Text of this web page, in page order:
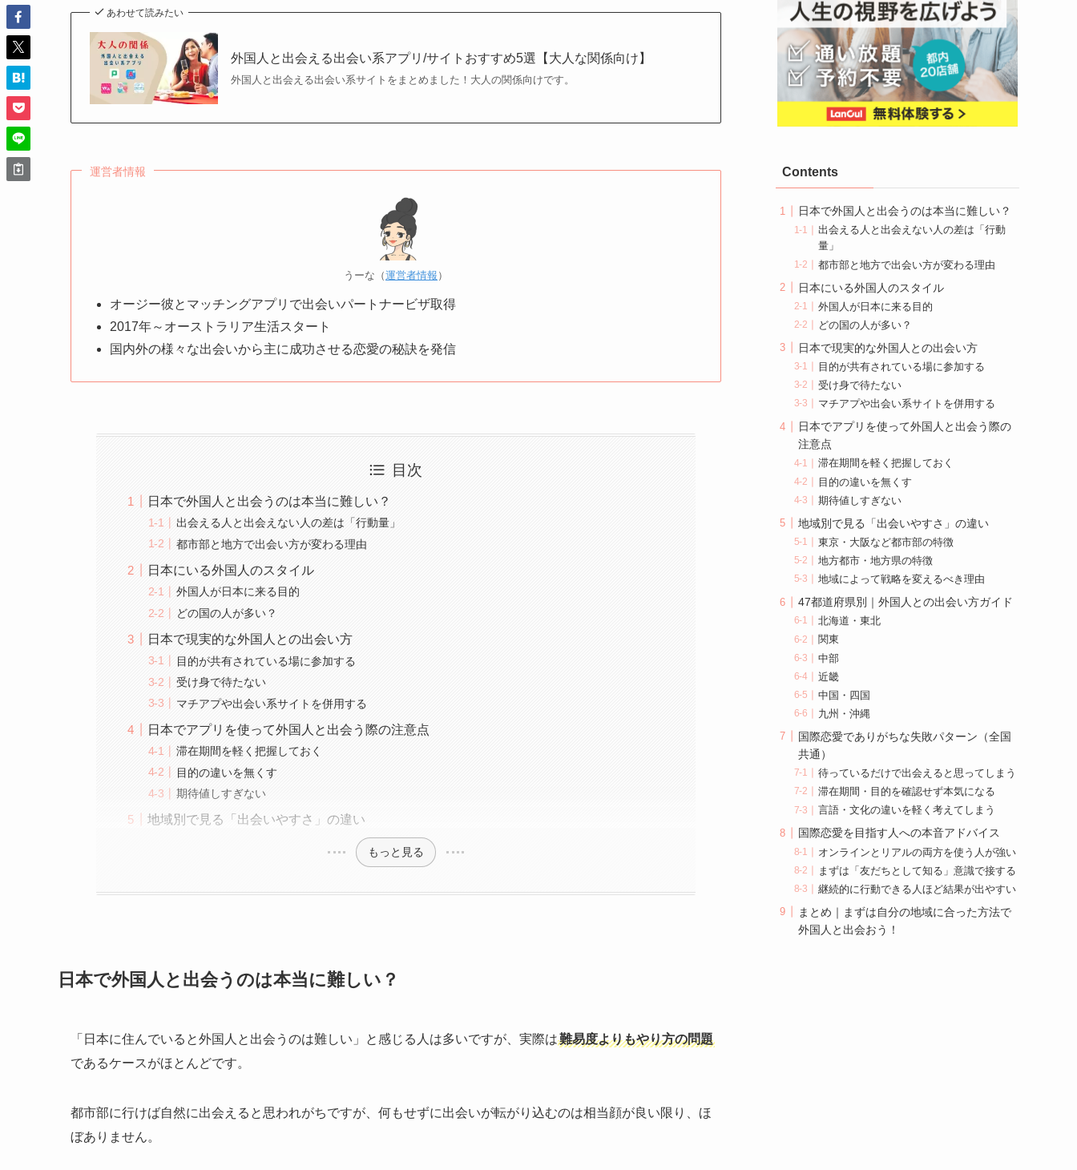
あわせて読みたい
外国人と出会える出会い系アプリ/サイトおすすめ5選【大人な関係向け】
外国人と出会える出会い系サイトをまとめました！大人の関係向けです。
運営者情報
うーな（運営者情報 ）
オージー彼とマッチングアプリで出会いパートナービザ取得
2017年～オーストラリア生活スタート
国内外の様々な出会いから主に成功させる恋愛の秘訣を発信
目次
日本で外国人と出会うのは本当に難しい？
出会える人と出会えない人の差は「行動量」
都市部と地方で出会い方が変わる理由
日本にいる外国人のスタイル
外国人が日本に来る目的
どの国の人が多い？
日本で現実的な外国人との出会い方
目的が共有されている場に参加する
受け身で待たない
マチアプや出会い系サイトを併用する
日本でアプリを使って外国人と出会う際の注意点
滞在期間を軽く把握しておく
目的の違いを無くす
期待値しすぎない
地域別で見る「出会いやすさ」の違い
もっと見る
日本で外国人と出会うのは本当に難しい？
「日本に住んでいると外国人と出会うのは難しい」と感じる人は多いですが、実際は難易度よりもやり方の問題
であるケースがほとんどです。
都市部に行けば自然に出会えると思われがちですが、何もせずに出会いが転がり込むのは相当顔が良い限り、ほ
ぼありません。
Contents
日本で外国人と出会うのは本当に難しい？
出会える人と出会えない人の差は「行動
量」
都市部と地方で出会い方が変わる理由
日本にいる外国人のスタイル
外国人が日本に来る目的
どの国の人が多い？
日本で現実的な外国人との出会い方
目的が共有されている場に参加する
受け身で待たない
マチアプや出会い系サイトを併用する
日本でアプリを使って外国人と出会う際の
注意点
滞在期間を軽く把握しておく
目的の違いを無くす
期待値しすぎない
地域別で見る「出会いやすさ」の違い
東京・大阪など都市部の特徴
地方都市・地方県の特徴
地域によって戦略を変えるべき理由
47都道府県別｜外国人との出会い方ガイド
北海道・東北
関東
中部
近畿
中国・四国
九州・沖縄
国際恋愛でありがちな失敗パターン（全国
共通）
待っているだけで出会えると思ってしまう
滞在期間・目的を確認せず本気になる
言語・文化の違いを軽く考えてしまう
国際恋愛を目指す人への本音アドバイス
オンラインとリアルの両方を使う人が強い
まずは「友だちとして知る」意識で接する
継続的に行動できる人ほど結果が出やすい
まとめ｜まずは自分の地域に合った方法で
外国人と出会おう！